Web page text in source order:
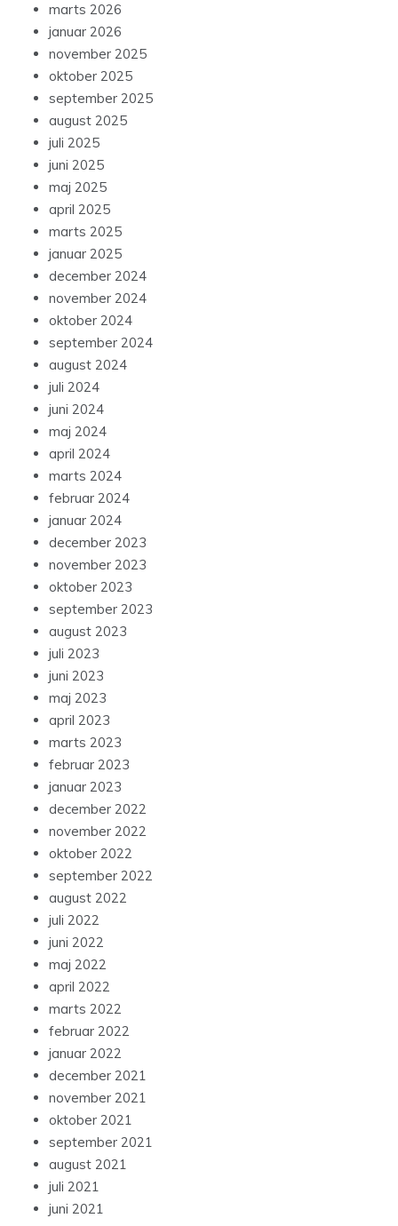
marts 2026
januar 2026
november 2025
oktober 2025
september 2025
august 2025
juli 2025
juni 2025
maj 2025
april 2025
marts 2025
januar 2025
december 2024
november 2024
oktober 2024
september 2024
august 2024
juli 2024
juni 2024
maj 2024
april 2024
marts 2024
februar 2024
januar 2024
december 2023
november 2023
oktober 2023
september 2023
august 2023
juli 2023
juni 2023
maj 2023
april 2023
marts 2023
februar 2023
januar 2023
december 2022
november 2022
oktober 2022
september 2022
august 2022
juli 2022
juni 2022
maj 2022
april 2022
marts 2022
februar 2022
januar 2022
december 2021
november 2021
oktober 2021
september 2021
august 2021
juli 2021
juni 2021